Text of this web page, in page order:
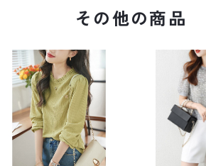
その他の商品